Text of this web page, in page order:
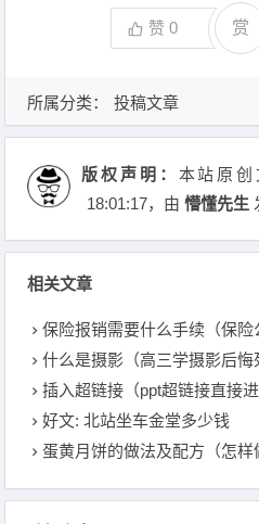
赞0 赏
所属分类： 投稿文章
版权声明： 本站原创
18:01:17，由懵懂先生
相关文章
保险报销需要什么手续（保险
什么是摄影（高三学摄影后悔
插入超链接（ppt超链接直接进
好文: 北站坐车金堂多少钱
蛋黄月饼的做法及配方（怎样